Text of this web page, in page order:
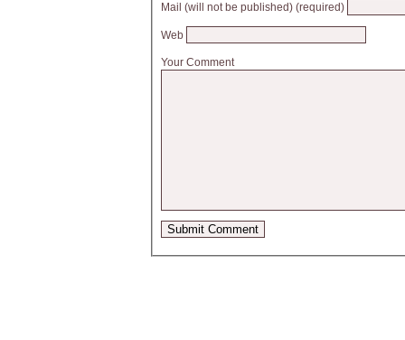
Mail (will not be published) (required)
Web
Your Comment